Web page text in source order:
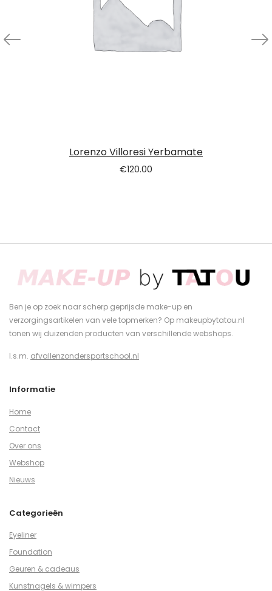
Lorenzo Villoresi Yerbamate
€120.00
Ben je op zoek naar scherp geprijsde make-up en
verzorgingsartikelen van vele topmerken? Op makeupbytatou.nl
tonen wij duizenden producten van verschillende webshops.
I.s.m. afvallenzondersportschool.nl
Informatie
Home
Contact
Over ons
Webshop
Nieuws
Categorieën
Eyeliner
Foundation
Geuren & cadeaus
Kunstnagels & wimpers